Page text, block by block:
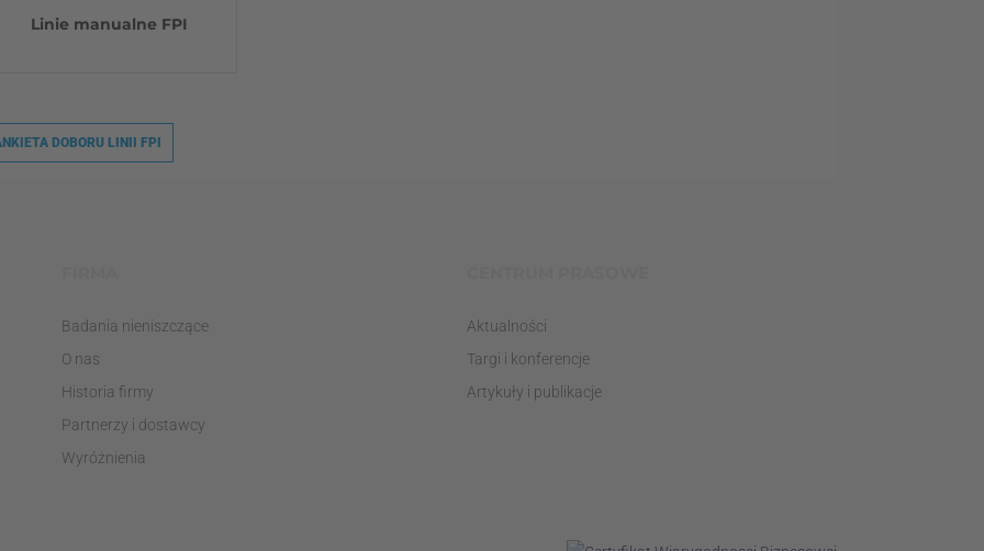
Linie manualne FPI
DOBORU LINII FPI
Badania nieniszczące
O nas
Historia firmy
Partnerzy i dostawcy
Wyróżnienia
Aktualności
Targi i konferencje
Artykuły i publikacje